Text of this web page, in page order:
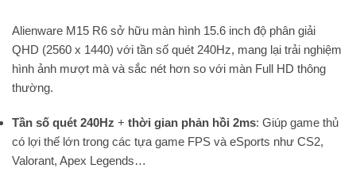
Alienware M15 R6 sở hữu màn hình 15.6 inch độ phân giải
QHD (2560 x 1440) với tần số quét 240Hz, mang lại trải nghiệm
hình ảnh mượt mà và sắc nét hơn so với màn Full HD thông
thường.
Tần số quét 240Hz + thời gian phản hồi 2ms: Giúp game thủ
có lợi thế lớn trong các tựa game FPS và eSports như CS2,
Valorant, Apex Legends…